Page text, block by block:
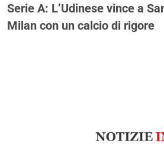
Serie A: L’Udinese vince a
Milan con un calcio di rigore